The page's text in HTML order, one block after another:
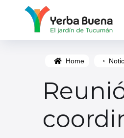
Home